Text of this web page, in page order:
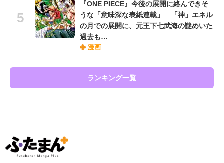
『ONE PIECE』今後の展開に絡んできそ
うな「意味深な表紙連載」 「神」エネル
の月での展開に、元王下七武海の謎めいた
過去も…
漫画
ランキング一覧